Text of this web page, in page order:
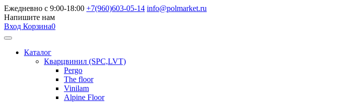
Ежедневно с 9:00-18:00 +7(960)603-05-14 info@polmarket.ru
Напишите нам
Вход Корзина0
Каталог
Кварцвинил (SPC,LVT)
Pergo
The floor
Vinilam
Alpine Floor